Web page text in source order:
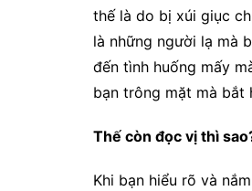
thế là do bị xúi giục
là những người lạ mà
đến tình huống mấy
bạn trông mặt mà bắt
Thế còn đọc vị thì
Khi bạn hiểu rõ và